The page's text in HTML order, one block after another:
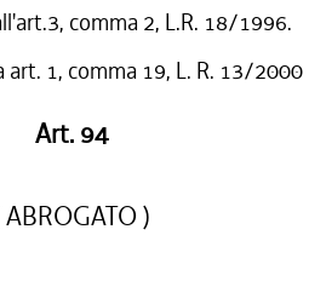
comma 2, L.R. 18/1996.
1, comma 19, L. R. 13/2000
Art. 94
ABROGATO )